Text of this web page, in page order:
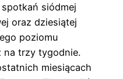
siódmej
oraz dziesiątej
poziomu
na trzy tygodnie.
miesiącach